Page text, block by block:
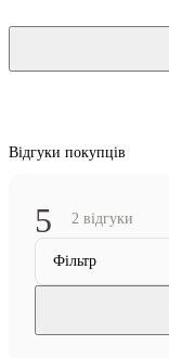
Відгуки покупців
5 2 відгуки
Фільтр